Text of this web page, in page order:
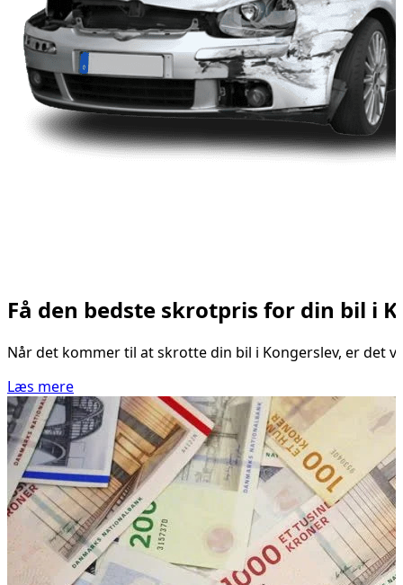
Få den bedste skrotpris for din bil i
Når det kommer til at skrotte din bil i Kongerslev, er det
Læs mere